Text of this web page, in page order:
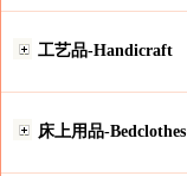
工艺品-Handicraft
床上用品-Bedclothes